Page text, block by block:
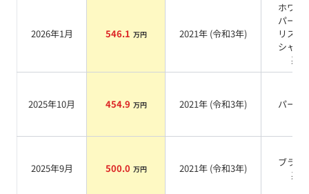
2026年1月 546.1 万円 2021年 (令和3年)
ホワイ
パール
リスタ
シャイ
系
2025年10月 454.9 万円 2021年 (令和3年) パール
2025年9月 500.0 万円 2021年 (令和3年)
ブラッ
系